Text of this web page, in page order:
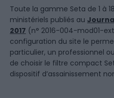
Toute la gamme Seta de 1 à
ministériels publiés au
2017 (n° 2016-004-mod01-
configuration du site le
particulier, un professionnel
de choisir le filtre compact
dispositif d’assainissement